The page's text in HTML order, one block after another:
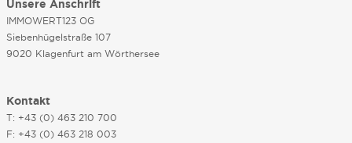
Unsere Anschrift
IMMOWERT123 OG
Siebenhügelstraße 107
9020 Klagenfurt am Wörthersee
Kontakt
T: +43 (0) 463 210 700
F: +43 (0) 463 218 003